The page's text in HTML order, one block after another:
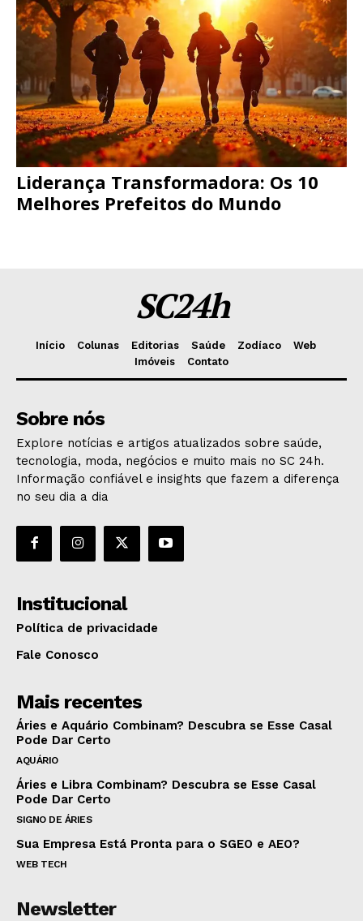
Liderança Transformadora: Os 10
Melhores Prefeitos do Mundo
SC24h
Início Colunas Editorias Saúde Zodíaco
Web
Imóveis
Contato
Sobre nós
Explore notícias e artigos atualizados sobre saúde,
tecnologia, moda, negócios e muito mais no SC 24h.
Informação confiável e insights que fazem a diferença
no seu dia a dia
Institucional
Política de privacidade
Fale Conosco
Mais recentes
Áries e Aquário Combinam? Descubra se Esse Casal
Pode Dar Certo
AQUÁRIO
Áries e Libra Combinam? Descubra se Esse Casal
Pode Dar Certo
SIGNO DE ÁRIES
Sua Empresa Está Pronta para o SGEO e AEO?
WEB TECH
Newsletter